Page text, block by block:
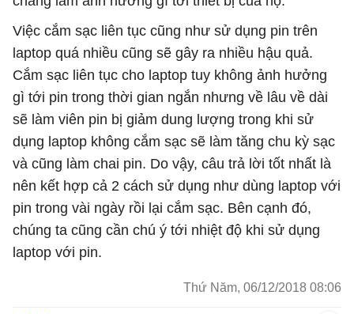
Việc cắm sạc liên tục cũng như sử dụng pin trên
laptop quá nhiều cũng sẽ gây ra nhiều hậu quả.
Cắm sạc liên tục cho laptop tuy không ảnh hưởng
gì tới pin trong thời gian ngắn nhưng về lâu về dài
sẽ làm viên pin bị giảm dung lượng trong khi sử
dụng laptop không cắm sạc sẽ làm tăng chu kỳ sạc
và cũng làm chai pin. Do vậy, câu trả lời tốt nhất là
nên kết hợp cả 2 cách sử dụng như dùng laptop với
pin trong vài ngày rồi lại cắm sạc. Bên cạnh đó,
chúng ta cũng cần chú ý tới nhiệt độ khi sử dụng
laptop với pin.
Thứ Năm, 06/12/2018 08:06